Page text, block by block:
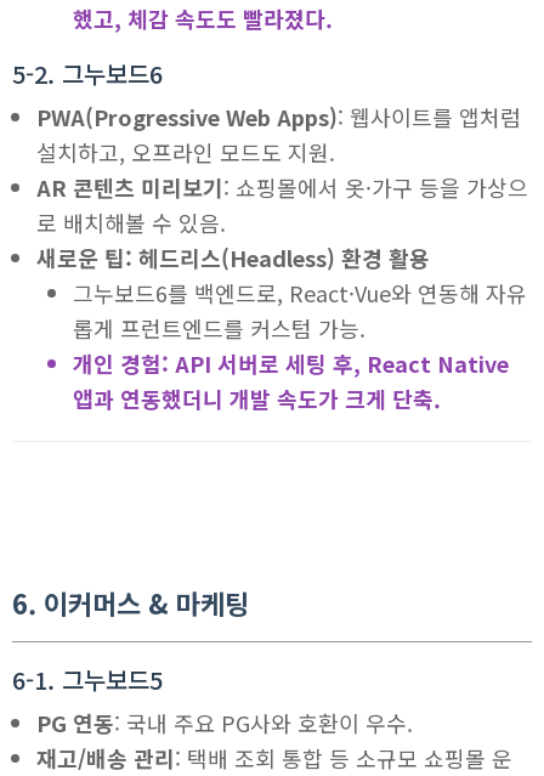
했고, 체감 속도도 빨라졌다.
5-2. 그누보드6
PWA(Progressive Web Apps): 웹사이트를 앱처럼
설치하고, 오프라인 모드도 지원.
AR 콘텐츠 미리보기: 쇼핑몰에서 옷·가구 등을 가상으
로 배치해볼 수 있음.
새로운 팁: 헤드리스(Headless) 환경 활용
그누보드6를 백엔드로, React·Vue와 연동해 자유
롭게 프런트엔드를 커스텀 가능.
개인 경험: API 서버로 세팅 후, React Native
앱과 연동했더니 개발 속도가 크게 단축.
6. 이커머스 & 마케팅
6-1. 그누보드5
PG 연동: 국내 주요 PG사와 호환이 우수.
재고/배송 관리: 택배 조회 통합 등 소규모 쇼핑몰 운